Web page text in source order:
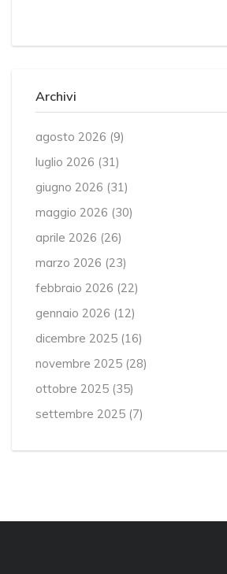
Archivi
agosto 2026 (9)
luglio 2026 (31)
giugno 2026 (31)
maggio 2026 (30)
aprile 2026 (26)
marzo 2026 (23)
febbraio 2026 (22)
gennaio 2026 (12)
dicembre 2025 (16)
novembre 2025 (28)
ottobre 2025 (35)
settembre 2025 (7)